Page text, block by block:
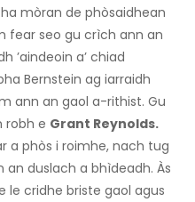
mòran de phòsaidhean
fear seo gu crìch ann an
’aindeoin a’ chiad
Bernstein ag iarraidh
ann an gaol a-rithist. Gu
robh e Grant Reynolds.
a phòs i roimhe, nach tug
duslach a bhìdeadh. Às
le cridhe briste gaol agus